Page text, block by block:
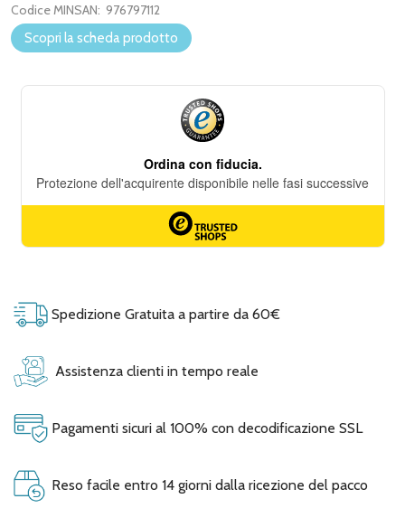
Codice MINSAN: 976797112
Scopri la scheda prodotto
Spedizione Gratuita a partire da 60€
Assistenza clienti in tempo reale
Pagamenti sicuri al 100% con decodificazione SSL
Reso facile entro 14 giorni dalla ricezione del pacco